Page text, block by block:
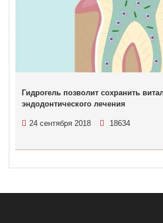
Гидрогель позволит сохранить
эндодонтического лечения
24 сентября 2018 18634